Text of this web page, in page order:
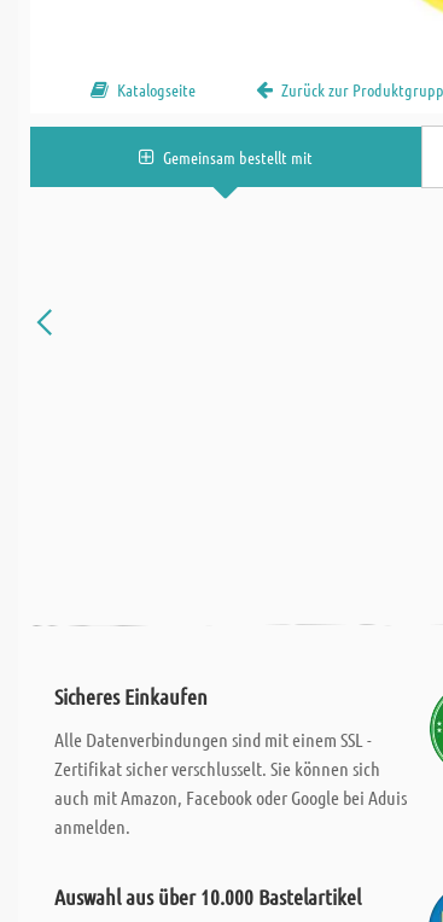
Katalogseite Zurück zur
Gemeinsam bestellt mit
Sicheres Einkaufen
Alle Datenverbindungen sind mit einem SSL -
Zertifikat sicher verschlusselt. Sie können sich
auch mit Amazon, Facebook oder Google bei Aduis
anmelden.
Auswahl aus über 10.000 Bastelartikel